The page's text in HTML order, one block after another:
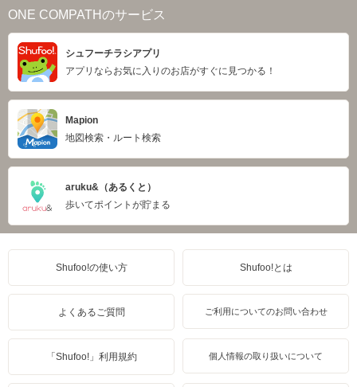
ONE COMPATHのサービス
シュフーチラシアプリ
アプリならお気に入りのお店がすぐに見つかる！
Mapion
地図検索・ルート検索
aruku&（あるくと）
歩いてポイントが貯まる
Shufoo!の使い方 Shufoo!とは
よくあるご質問 ご利用についてのお問い合わせ
「Shufoo!」利用規約 個人情報の取り扱いについて